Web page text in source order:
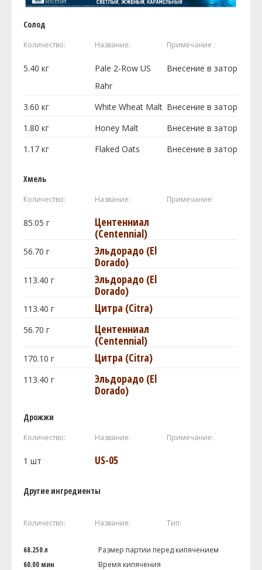
Солод
Количество: Название: Примечание :
5.40 кг
Pale 2-Row US
Rahr
Внесение в затор
3.60 кг White Wheat Malt Внесение в затор
1.80 кг Honey Malt
Внесение в затор
1.17 кг Flaked Oats Внесение в затор
Хмель
Количество: Название: Примечание:
85.05 г
Центенниал
(Centennial)
56.70 г
Эльдорадо (El
Dorado)
113.40 г
Эльдорадо (El
Dorado)
113.40 г Цитра (Citra)
56.70 г
Центенниал
(Centennial)
170.10 г Цитра (Citra)
113.40 г
Эльдорадо (El
Dorado)
Дрожжи
Количество: Название: Примечание:
1 шт US-05
Другие ингредиенты
Количество: Название: Тип:
68.250 л
Размер партии перед кипячением
60.00 мин
Время кипячения